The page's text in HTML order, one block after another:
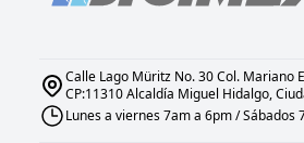
Calle Lago Müritz No. 30 Col. Mariano
CP:11310 Alcaldía Miguel Hidalgo,
Lunes a viernes 7am a 6pm / Sábados